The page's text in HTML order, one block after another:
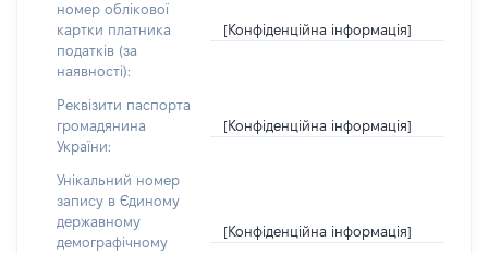
номер облікової
картки платника
податків (за
наявності):
[Конфіденційна інформація]
Реквізити паспорта
громадянина
України:
[Конфіденційна інформація]
Унікальний номер
запису в Єдиному
державному
демографічному
[Конфіденційна інформація]